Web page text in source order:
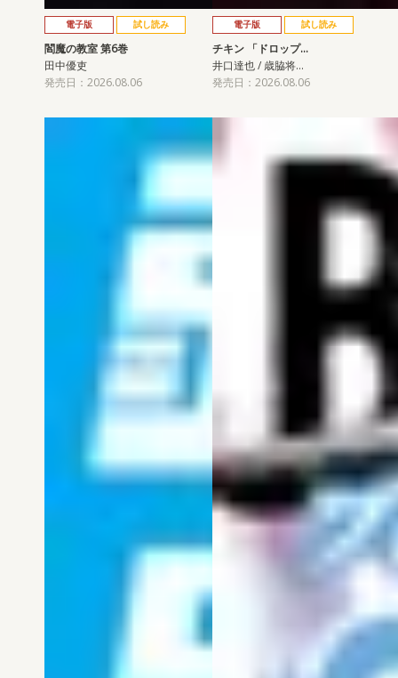
電子版 試し読み
閻魔の教室 第6巻
田中優吏
発売日：2026.08.06
電子版 試し読み
チキン 「ドロップ…
井口達也 / 歳脇将…
発売日：2026.08.06